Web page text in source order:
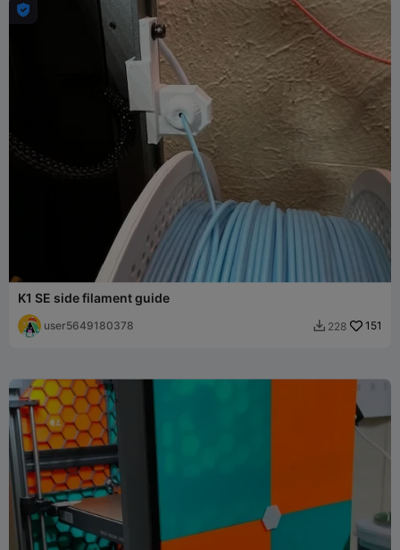

K1 SE side filament guide
user5649180378  228 151